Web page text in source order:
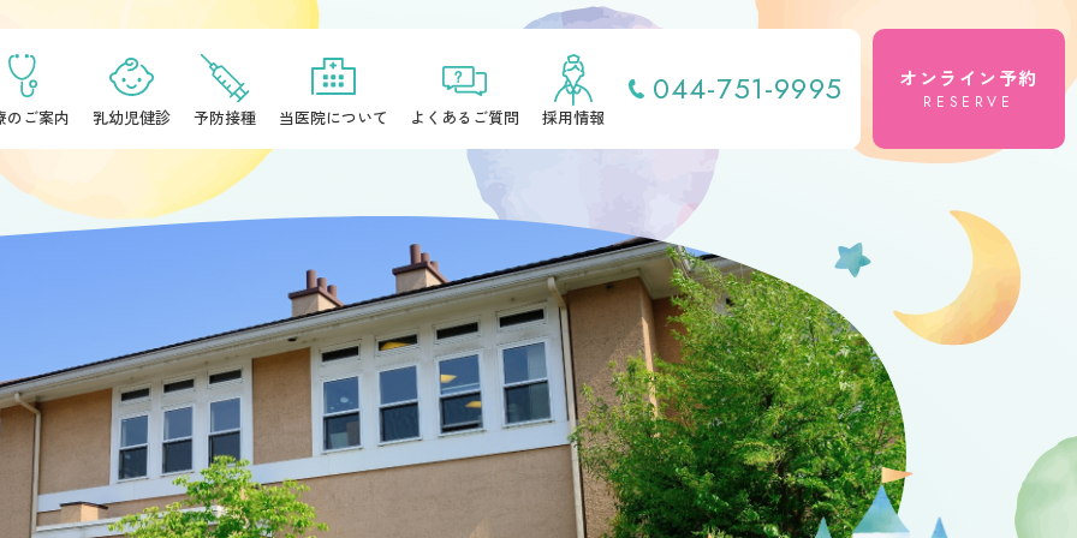
のご案内 乳幼児健診 予防接種 当医院について よくあるご質問 採用情報
044-751-9995 オンライン予約
RESERVE